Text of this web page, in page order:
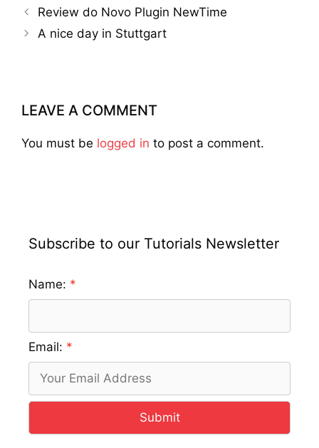
Review do Novo Plugin NewTime
A nice day in Stuttgart
LEAVE A COMMENT
You must be logged in to post a comment.
Subscribe to our Tutorials Newsletter
Name:
Email:
Submit